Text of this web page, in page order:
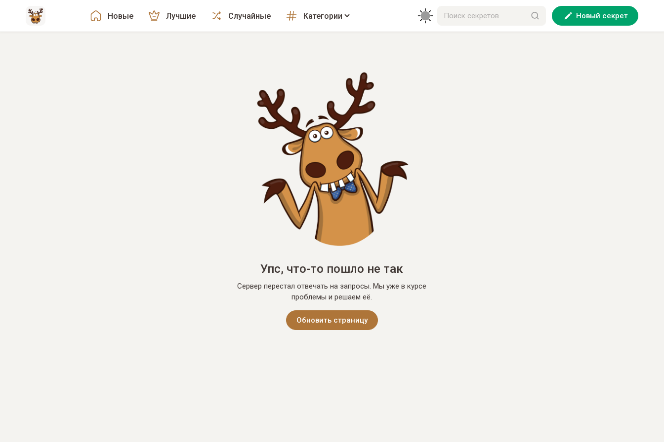
Новые Лучшие Случайные Категории Новый секрет
Упс, что-то пошло не так
Сервер перестал отвечать на запросы. Мы уже в курсе
проблемы и решаем её.
Обновить страницу